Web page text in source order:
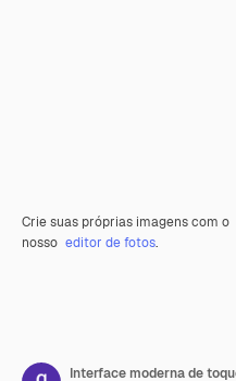
Crie suas próprias imagens com o
nosso editor de fotos.